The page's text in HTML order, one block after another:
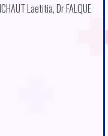
Laetitia, Dr FALQUE